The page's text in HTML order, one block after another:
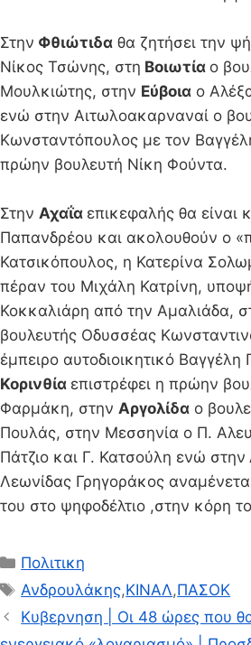
Στην Φθιώτιδα θα ζητήσει την
Νίκος Τσώνης, στη Βοιωτία ο
Μουλκιώτης, στην Εύβοια ο
ενώ στην Αιτωλοακαρναναί ο
Κωνσταντόπουλος με τον
πρώην βουλευτή Νίκη Φούντα.
Στην Αχαΐα επικεφαλής θα είναι
Παπανδρέου και ακολουθούν ο
Κατσικόπουλος, η Κατερίνα
πέραν του Μιχάλη Κατρίνη,
Κοκκαλιάρη από την Αμαλιάδα,
βουλευτής Οδυσσέας
έμπειρο αυτοδιοικητικό
Κορινθία επιστρέφει η πρώην
Φαρμάκη, στην Αργολίδα ο
Πουλάς, στην Μεσσηνία ο Π.
Πάτζιο και Γ. Κατσούλη ενώ στην
Λεωνίδας Γρηγοράκος
του στο ψηφοδέλτιο ,στην κόρη
Κατηγορίες
Πολιτικη
Ετικέτες
Ανδρουλάκης,ΚΙΝΑΛ,ΠΑΣΟΚ
Κυβερνηση | Οι 48 ώρες που